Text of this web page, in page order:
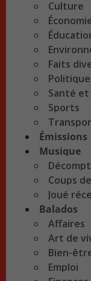
Culture
Faits
Politique
Santé
Sports
Émissions
Musique
Coups
Joué
Balados
Affaires
Art de
Bien-
Emploi